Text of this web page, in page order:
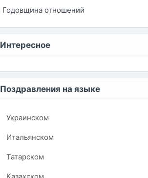
Годовщина отношений
Интересное
Поздравления на языке
Украинском
Итальянском
Татарском